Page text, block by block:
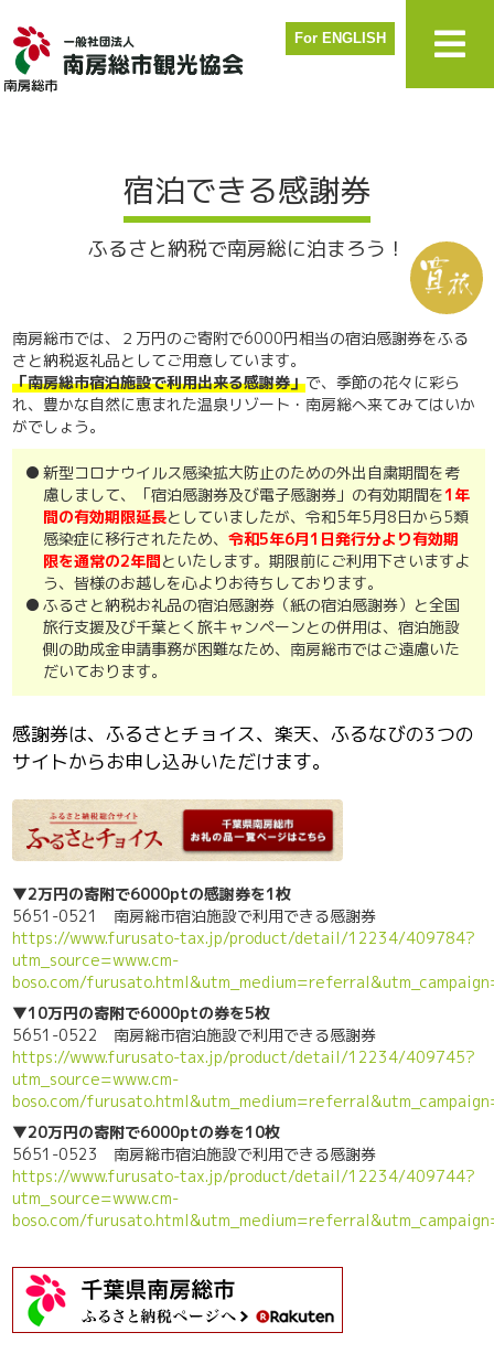
For ENGLISH
宿泊できる感謝券
ふるさと納税で南房総に泊まろう！
南房総市では、２万円のご寄附で6000円相当の宿泊感謝券をふる
さと納税返礼品としてご用意しています。
「南房総市宿泊施設で利用出来る感謝券」で、季節の花々に彩ら
れ、豊かな自然に恵まれた温泉リゾート・南房総へ来てみてはいか
がでしょう。
新型コロナウイルス感染拡大防止のための外出自粛期間を考
慮しまして、「宿泊感謝券及び電子感謝券」の有効期間を1年
間の有効期限延長としていましたが、令和5年5月8日から5類
感染症に移行されたため、令和5年6月1日発行分より有効期
限を通常の2年間といたします。期限前にご利用下さいますよ
う、皆様のお越しを心よりお待ちしております。
ふるさと納税お礼品の宿泊感謝券（紙の宿泊感謝券）と全国
旅行支援及び千葉とく旅キャンペーンとの併用は、宿泊施設
側の助成金申請事務が困難なため、南房総市ではご遠慮いた
だいております。
感謝券は、ふるさとチョイス、楽天、ふるなびの3つの
サイトからお申し込みいただけます。
▼2万円の寄附で6000ptの感謝券を1枚
5651-0521 南房総市宿泊施設で利用できる感謝券
https://www.furusato-tax.jp/product/detail/12234/409784?
utm_source=www.cm-
boso.com/
▼10万円の寄附で6000ptの券を5枚
5651-0522 南房総市宿泊施設で利用できる感謝券
https://www.furusato-tax.jp/product/detail/12234/409745?
utm_source=www.cm-
boso.com/
▼20万円の寄附で6000ptの券を10枚
5651-0523 南房総市宿泊施設で利用できる感謝券
https://www.furusato-tax.jp/product/detail/12234/409744?
utm_source=www.cm-
boso.com/